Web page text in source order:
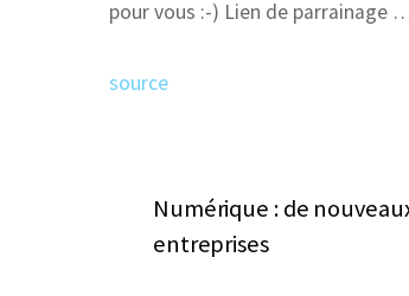
pour vous :-) Lien de parrainage
source
Numérique : de
entreprises